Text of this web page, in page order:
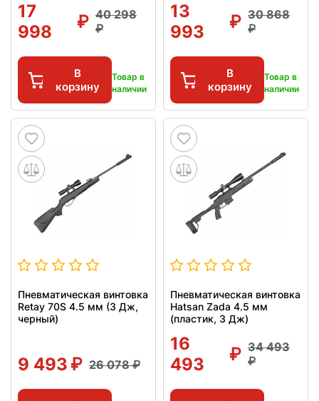
17
998
40 298
В
корзину
Товар в
наличии
13
993
30 868
В
корзину
Товар в
наличии
Пневматическая винтовка
Retay 70S 4.5 мм (3 Дж,
черный)
9 493 26 078
Пневматическая винтовка
Hatsan Zada 4.5 мм
(пластик, 3 Дж)
16
493
34 493